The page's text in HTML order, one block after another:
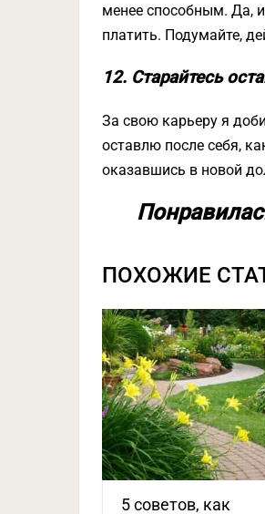
менее способным. Да,
платить. Подумайте,
12. Старайтесь
За свою карьеру я
оставлю после себя,
оказавшись в новой
ПОХОЖИЕ
5 советов, как